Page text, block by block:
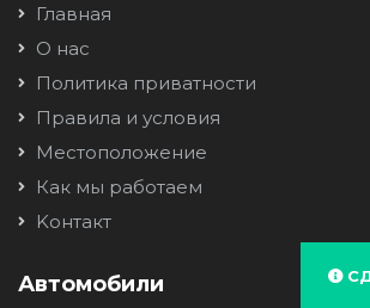
Главная
О нас
Политика приватности
Правила и условия
Местоположение
Как мы работаем
Kонтакт
Автомобили